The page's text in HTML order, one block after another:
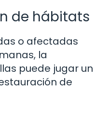
de hábitats
o afectadas
la
puede jugar un
de